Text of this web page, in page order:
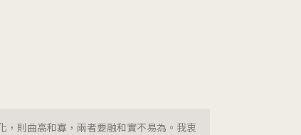
，則曲高和寡，兩者要融和實不易為。我衷